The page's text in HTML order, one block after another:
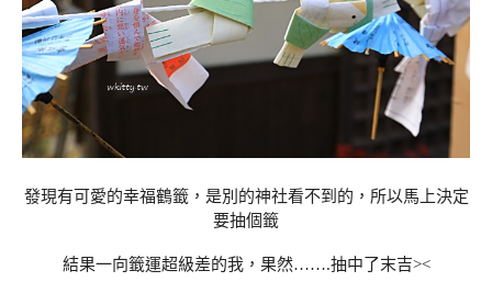
發現有可愛的幸福鶴籤，是別的神社看不到的，所以馬上決定
要抽個籤
結果一向籤運超級差的我，果然…….抽中了末吉><